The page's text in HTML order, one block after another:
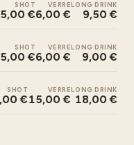
SHOT
5,00 €
VERRE
6,00 €
LONG DRINK
9,50 €
SHOT
5,00 €
VERRE
6,00 €
LONG DRINK
9,00 €
SHOT
€
VERRE
15,00 €
LONG DRINK
18,00 €